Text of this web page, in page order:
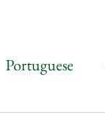
Portuguese